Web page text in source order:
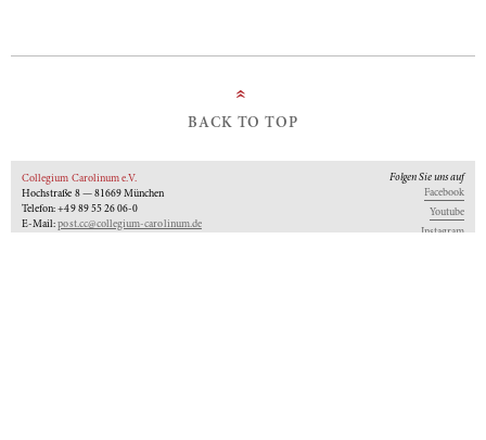
»
BACK TO TOP
Collegium Carolinum e.V.
Hochstraße 8 — 81669 München
Telefon: +49 89 55 26 06-0
E-Mail:post.cc@collegium-carolinum.de
Folgen Sie uns auf
Facebook
Youtube
Instagram